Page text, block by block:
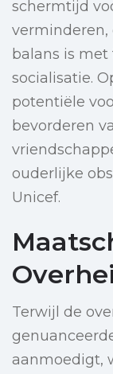
schermtijd
verminderen,
balans is
socialisatie.
potentiële
bevorderen
ouderlijke
Unicef.
Terwijl de
aanmoedigt,